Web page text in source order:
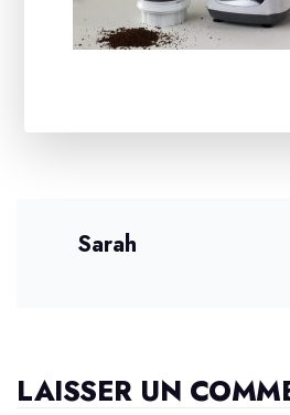
Sarah
LAISSER UN